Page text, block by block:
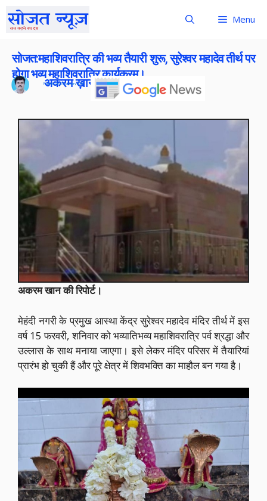
Menu
सोजत:महाशिवरात्रि की भव्य तैयारी शुरू, सुरेश्वर महादेव तीर्थ पर
होगा भव्य महाशिवरात्रि कार्यक्रम।
अकरम ख़ान
Publish On:28 January 2026
अकरम खान की रिपोर्ट।
मेहंदी नगरी के प्रमुख आस्था केंद्र सुरेश्वर महादेव मंदिर तीर्थ में इस
वर्ष 15 फरवरी, शनिवार को भव्यातिभव्य महाशिवरात्रि पर्व श्रद्धा और
उल्लास के साथ मनाया जाएगा। इसे लेकर मंदिर परिसर में तैयारियां
प्रारंभ हो चुकी हैं और पूरे क्षेत्र में शिवभक्ति का माहौल बन गया है।